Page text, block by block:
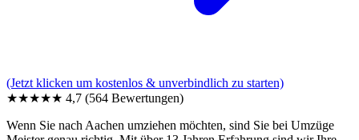
(Jetzt klicken um kostenlos & unverbindlich zu starten)
★★★★★ 4,7 (564 Bewertungen)
Wenn Sie nach Aachen umziehen möchten, sind Sie bei Umzüge